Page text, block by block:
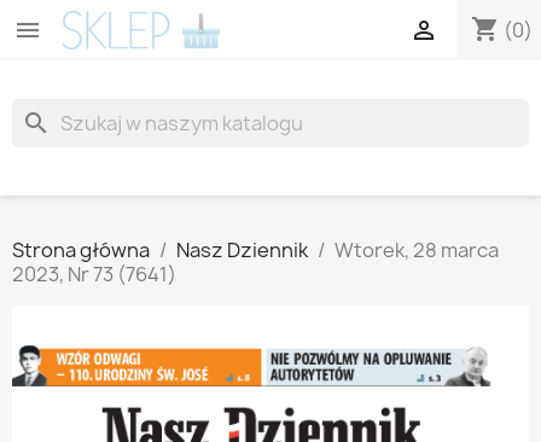
 shopping_cart (0)

search
Strona główna Nasz Dziennik
Wtorek, 28 marca
2023, Nr 73 (7641)